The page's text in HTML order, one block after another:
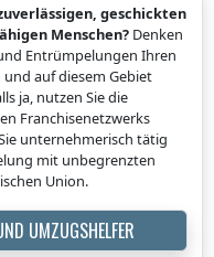
geschickten
Menschen? Denken
Entrümpelungen Ihren
auf diesem Gebiet
ja, nutzen Sie die
Franchisenetzwerks
unternehmerisch tätig
mit unbegrenzten
Union.
UMZUGSHELFER